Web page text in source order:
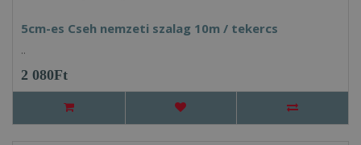
5cm-es Cseh nemzeti szalag 10m / tekercs
..
2 080Ft